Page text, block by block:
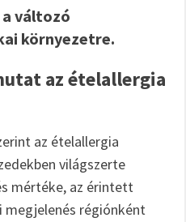
változó
környezetre.
az ételallergia
az ételallergia
világszerte
mértéke, az érintett
megjelenés régiónként